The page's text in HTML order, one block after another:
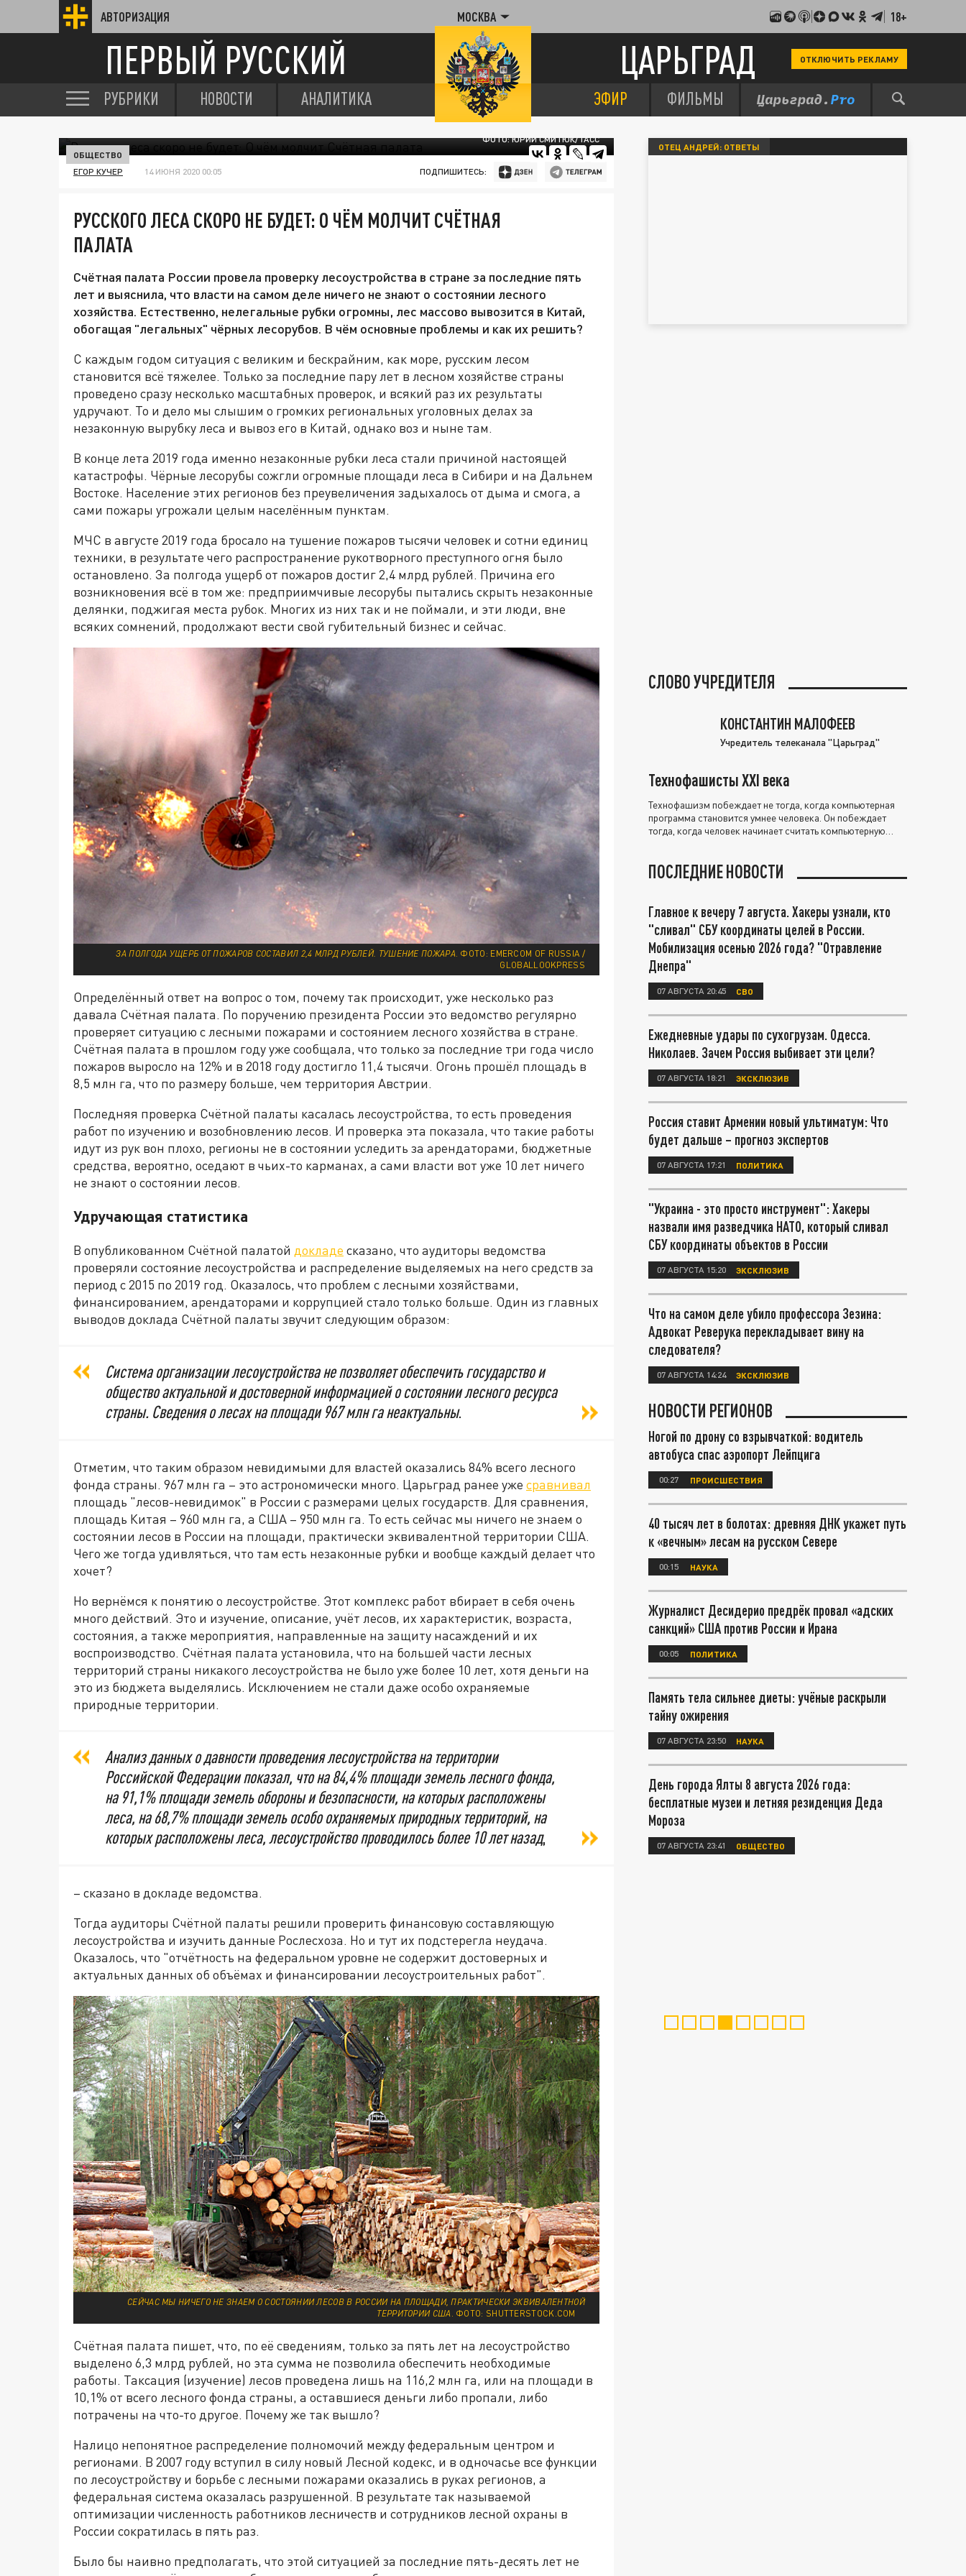
АВТОРИЗАЦИЯ МОСКВА 18+
ПЕРВЫЙ РУССКИЙ ЦАРЬГРАД ОТКЛЮЧИТЬ РЕКЛАМУ
РУБРИКИ НОВОСТИ АНАЛИТИКА ЭФИР ФИЛЬМЫ
ФОТО: ЮРИЙ СМИТЮК/ТАСС
ОБЩЕСТВО
ЕГОР КУЧЕР 14 ИЮНЯ 2020 00:05 ПОДПИШИТЕСЬ:
РУССКОГО ЛЕСА СКОРО НЕ БУДЕТ: О ЧЁМ МОЛЧИТ СЧЁТНАЯ
ПАЛАТА
Счётная палата России провела проверку лесоустройства в стране за последние пять
лет и выяснила, что власти на самом деле ничего не знают о состоянии лесного
хозяйства. Естественно, нелегальные рубки огромны, лес массово вывозится в Китай,
обогащая "легальных" чёрных лесорубов. В чём основные проблемы и как их решить?
С каждым годом ситуация с великим и бескрайним, как море, русским лесом
становится всё тяжелее. Только за последние пару лет в лесном хозяйстве страны
проведено сразу несколько масштабных проверок, и всякий раз их результаты
удручают. То и дело мы слышим о громких региональных уголовных делах за
незаконную вырубку леса и вывоз его в Китай, однако воз и ныне там.
В конце лета 2019 года именно незаконные рубки леса стали причиной настоящей
катастрофы. Чёрные лесорубы сожгли огромные площади леса в Сибири и на Дальнем
Востоке. Население этих регионов без преувеличения задыхалось от дыма и смога, а
сами пожары угрожали целым населённым пунктам.
МЧС в августе 2019 года бросало на тушение пожаров тысячи человек и сотни единиц
техники, в результате чего распространение рукотворного преступного огня было
остановлено. За полгода ущерб от пожаров достиг 2,4 млрд рублей. Причина его
возникновения всё в том же: предприимчивые лесорубы пытались скрыть незаконные
делянки, поджигая места рубок. Многих из них так и не поймали, и эти люди, вне
всяких сомнений, продолжают вести свой губительный бизнес и сейчас.
ЗА ПОЛГОДА УЩЕРБ ОТ ПОЖАРОВ СОСТАВИЛ 2,4 МЛРД РУБЛЕЙ. ТУШЕНИЕ ПОЖАРА . ФОТО: EMERCOM OF RUSSIA /
GLOBALLOOKPRESS
Определённый ответ на вопрос о том, почему так происходит, уже несколько раз
давала Счётная палата. По поручению президента России это ведомство регулярно
проверяет ситуацию с лесными пожарами и состоянием лесного хозяйства в стране.
Счётная палата в прошлом году уже сообщала, что только за последние три года число
пожаров выросло на 12% и в 2018 году достигло 11,4 тысячи. Огонь прошёл площадь в
8,5 млн га, что по размеру больше, чем территория Австрии.
Последняя проверка Счётной палаты касалась лесоустройства, то есть проведения
работ по изучению и возобновлению лесов. И проверка эта показала, что такие работы
идут из рук вон плохо, регионы не в состоянии уследить за арендаторами, бюджетные
средства, вероятно, оседают в чьих-то карманах, а сами власти вот уже 10 лет ничего
не знают о состоянии лесов.
Удручающая статистика
В опубликованном Счётной палатой докладе сказано, что аудиторы ведомства
проверяли состояние лесоустройства и распределение выделяемых на него средств за
период с 2015 по 2019 год. Оказалось, что проблем с лесными хозяйствами,
финансированием, арендаторами и коррупцией стало только больше. Один из главных
выводов доклада Счётной палаты звучит следующим образом:
Система организации лесоустройства не позволяет обеспечить государство и
общество актуальной и достоверной информацией о состоянии лесного ресурса
страны. Сведения о лесах на площади 967 млн га неактуальны.
Отметим, что таким образом невидимыми для властей оказались 84% всего лесного
фонда страны. 967 млн га – это астрономически много. Царьград ранее уже сравнивал
площадь "лесов-невидимок" в России с размерами целых государств. Для сравнения,
площадь Китая – 960 млн га, а США – 950 млн га. То есть сейчас мы ничего не знаем о
состоянии лесов в России на площади, практически эквивалентной территории США.
Чего же тогда удивляться, что там есть незаконные рубки и вообще каждый делает что
хочет?
Но вернёмся к понятию о лесоустройстве. Этот комплекс работ вбирает в себя очень
много действий. Это и изучение, описание, учёт лесов, их характеристик, возраста,
состояния, а также мероприятия, направленные на защиту насаждений и их
воспроизводство. Счётная палата установила, что на большей части лесных
территорий страны никакого лесоустройства не было уже более 10 лет, хотя деньги на
это из бюджета выделялись. Исключением не стали даже особо охраняемые
природные территории.
Анализ данных о давности проведения лесоустройства на территории
Российской Федерации показал, что на 84,4% площади земель лесного фонда,
на 91,1% площади земель обороны и безопасности, на которых расположены
леса, на 68,7% площади земель особо охраняемых природных территорий, на
которых расположены леса, лесоустройство проводилось более 10 лет назад,
– сказано в докладе ведомства.
Тогда аудиторы Счётной палаты решили проверить финансовую составляющую
лесоустройства и изучить данные Рослесхоза. Но и тут их подстерегла неудача.
Оказалось, что "отчётность на федеральном уровне не содержит достоверных и
актуальных данных об объёмах и финансировании лесоустроительных работ".
СЕЙЧАС МЫ НИЧЕГО НЕ ЗНАЕМ О СОСТОЯНИИ ЛЕСОВ В РОССИИ НА ПЛОЩАДИ, ПРАКТИЧЕСКИ ЭКВИВАЛЕНТНОЙ
ТЕРРИТОРИИ США . ФОТО: SHUTTERSTOCK.COM
Счётная палата пишет, что, по её сведениям, только за пять лет на лесоустройство
выделено 6,3 млрд рублей, но эта сумма не позволила обеспечить необходимые
работы. Таксация (изучение) лесов проведена лишь на 116,2 млн га, или на площади в
10,1% от всего лесного фонда страны, а оставшиеся деньги либо пропали, либо
потрачены на что-то другое. Почему же так вышло?
Налицо непонятное распределение полномочий между федеральным центром и
регионами. В 2007 году вступил в силу новый Лесной кодекс, и в одночасье все функции
по лесоустройству и борьбе с лесными пожарами оказались в руках регионов, а
федеральная система оказалась разрушенной. В результате так называемой
оптимизации численность работников лесничеств и сотрудников лесной охраны в
России сократилась в пять раз.
Было бы наивно предполагать, что этой ситуацией за последние пять-десять лет не
ОТЕЦ АНДРЕЙ: ОТВЕТЫ
СЛОВО УЧРЕДИТЕЛЯ
КОНСТАНТИН МАЛОФЕЕВ
Учредитель телеканала "Царьград"
Технофашисты XXI века
Технофашизм побеждает не тогда, когда компьютерная
программа становится умнее человека. Он побеждает
тогда, когда человек начинает считать компьютерную
ПОСЛЕДНИЕ НОВОСТИ
Главное к вечеру 7 августа. Хакеры узнали, кто
"сливал" СБУ координаты целей в России.
Мобилизация осенью 2026 года? "Отравление
Днепра"
07 АВГУСТА 20:45 СВО
Ежедневные удары по сухогрузам. Одесса.
Николаев. Зачем Россия выбивает эти цели?
07 АВГУСТА 18:21 ЭКСКЛЮЗИВ
Россия ставит Армении новый ультиматум: Что
будет дальше – прогноз экспертов
07 АВГУСТА 17:21 ПОЛИТИКА
"Украина - это просто инструмент": Хакеры
назвали имя разведчика НАТО, который сливал
СБУ координаты объектов в России
07 АВГУСТА 15:20 ЭКСКЛЮЗИВ
Что на самом деле убило профессора Зезина:
Адвокат Реверука перекладывает вину на
следователя?
07 АВГУСТА 14:24 ЭКСКЛЮЗИВ
НОВОСТИ РЕГИОНОВ
Ногой по дрону со взрывчаткой: водитель
автобуса спас аэропорт Лейпцига
00:27 ПРОИСШЕСТВИЯ
40 тысяч лет в болотах: древняя ДНК укажет путь
к «вечным» лесам на русском Севере
00:15 НАУКА
Журналист Десидерио предрёк провал «адских
санкций» США против России и Ирана
00:05 ПОЛИТИКА
Память тела сильнее диеты: учёные раскрыли
тайну ожирения
07 АВГУСТА 23:50 НАУКА
День города Ялты 8 августа 2026 года:
бесплатные музеи и летняя резиденция Деда
Мороза
07 АВГУСТА 23:41 ОБЩЕСТВО